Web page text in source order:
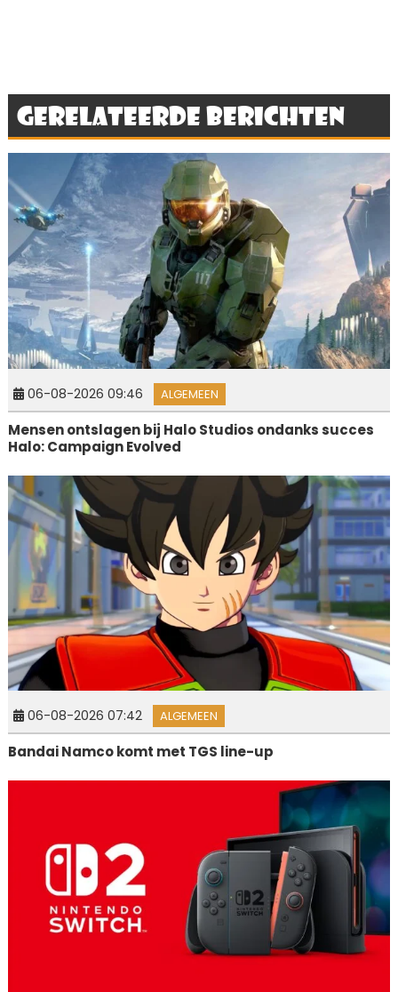
Gerelateerde berichten
06-08-2026 09:46 ALGEMEEN
Mensen ontslagen bij Halo Studios ondanks succes
Halo: Campaign Evolved
06-08-2026 07:42 ALGEMEEN
Bandai Namco komt met TGS line-up